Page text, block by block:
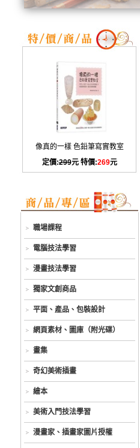
像真的一樣 色鉛筆寫實教室
定價:299元 特價:269元
職場課程
電腦技法學習
漫畫技法學習
獨家文創商品
平面、產品、包裝設計
網頁素材、圖庫（附光碟）
畫集
奇幻美術插畫
繪本
美術入門技法學習
漫畫家、插畫家圖片授權